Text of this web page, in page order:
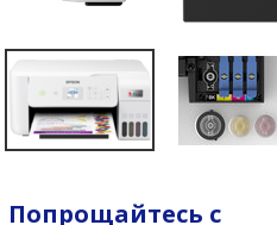
Попрощайтесь с